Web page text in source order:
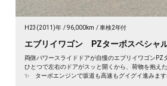
H23(2011)年 96,000km 車検2年付
エブリイワゴン PZターボスペシャ
両側パワースライドドアが自慢のエブリイワゴン
ひとつで左右のドアがスッと開くから、荷物を抱え
✨ ターボエンジンで坂道も高速もグイグイ進みま